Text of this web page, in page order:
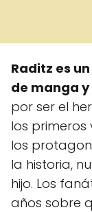
Raditz es
de manga
por ser el
los primeros
los
la historia,
hijo. Los
años sobre